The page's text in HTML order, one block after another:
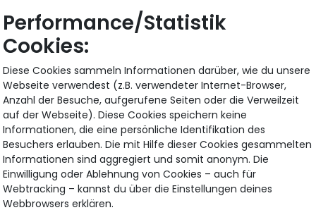
Performance/Statistik
Cookies:
Diese Cookies sammeln Informationen darüber, wie du unsere
Webseite verwendest (z.B. verwendeter Internet-Browser,
Anzahl der Besuche, aufgerufene Seiten oder die Verweilzeit
auf der Webseite). Diese Cookies speichern keine
Informationen, die eine persönliche Identifikation des
Besuchers erlauben. Die mit Hilfe dieser Cookies gesammelten
Informationen sind aggregiert und somit anonym. Die
Einwilligung oder Ablehnung von Cookies – auch für
Webtracking – kannst du über die Einstellungen deines
Webbrowsers erklären.